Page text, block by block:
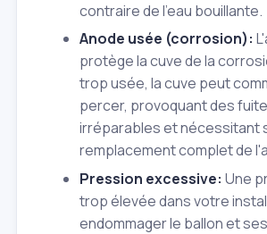
contraire de l'eau bouillante.
Anode usée (corrosion):
protège la cuve de la
trop usée, la cuve peut
percer, provoquant des
irréparables et nécessitant
remplacement complet de
Pression excessive: Une
trop élevée dans votre
endommager le ballon et ses